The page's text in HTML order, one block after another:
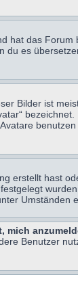
das
es
Bilder ist
erstellt hast
Umständen
mich
Benutzer